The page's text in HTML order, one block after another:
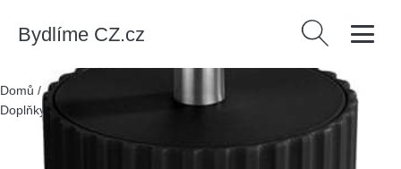
Bydlíme CZ.cz Vyhledávání
Domů /Produkty
> Bytové doplňky > Doplňky do koupelny >
Doplňky na WC > WC štětky
Černá WC štětka Minas – Allstar